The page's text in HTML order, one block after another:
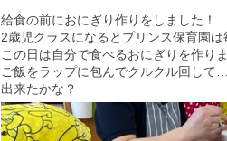
給食の前におにぎり作りをしました！
2歳児クラスになるとプリンス保育園は
この日は自分で食べるおにぎりを作りま
ご飯をラップに包んでクルクル回して
出来たかな？